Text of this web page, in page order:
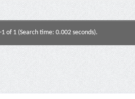
1 of 1 (Search time: 0.002 seconds).